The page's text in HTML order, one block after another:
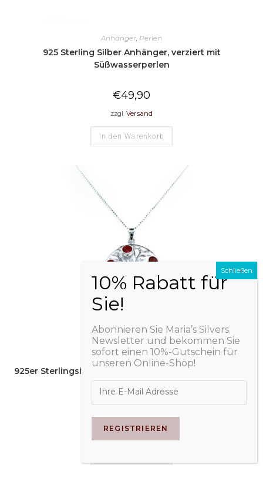
Anhänger Perlen
925 Sterling Silber Anhänger, verziert mit
Süßwasserperlen
€49,90
zzgl. Versand
In den Warenkorb
Anhänger
925er Sterlingsilber Lebensbaumanhänger mit Koralle
verziert
€69,90
zzgl.Versand
Abonnieren Sie Maria’s Silvers
Newsletter und bekommen Sie